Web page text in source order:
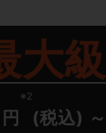
大級
円
※2
(税込) ～